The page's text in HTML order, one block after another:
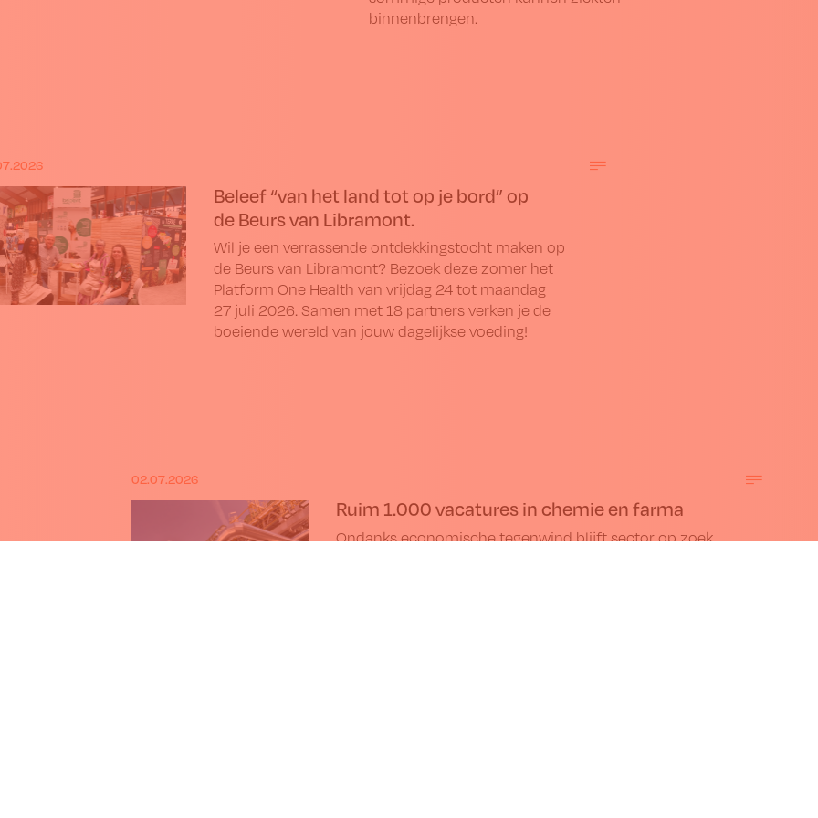
binnenbrengen.
Beleef “van het land tot op je bord” op
de Beurs van Libramont.
Wil je een verrassende ontdekkingstocht maken op
de Beurs van Libramont? Bezoek deze zomer het
Platform One Health van vrijdag 24 tot maandag
27 juli 2026. Samen met 18 partners verken je de
boeiende wereld van jouw dagelijkse voeding!
02.07.2026
Ruim 1.000 vacatures in chemie en farma
Ondanks economische tegenwind blijft sector op zoek